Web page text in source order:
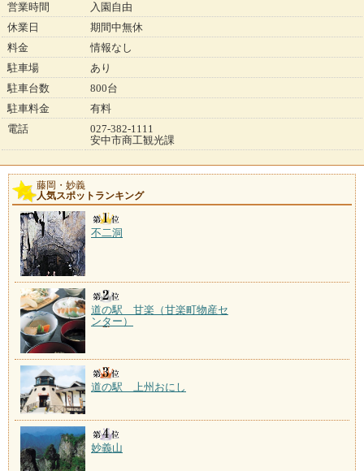
営業時間
入園自由
休業日
期間中無休
料金
情報なし
駐車場
あり
駐車台数
800台
駐車料金
有料
電話
027-382-1111
安中市商工観光課
藤岡・妙義
人気スポットランキング
不二洞
道の駅 甘楽（甘楽町物産セ
ンター）
道の駅 上州おにし
妙義山